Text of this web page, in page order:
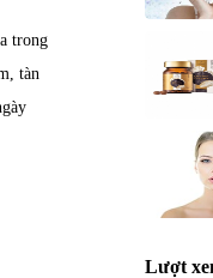
trong
tàn
Lượt